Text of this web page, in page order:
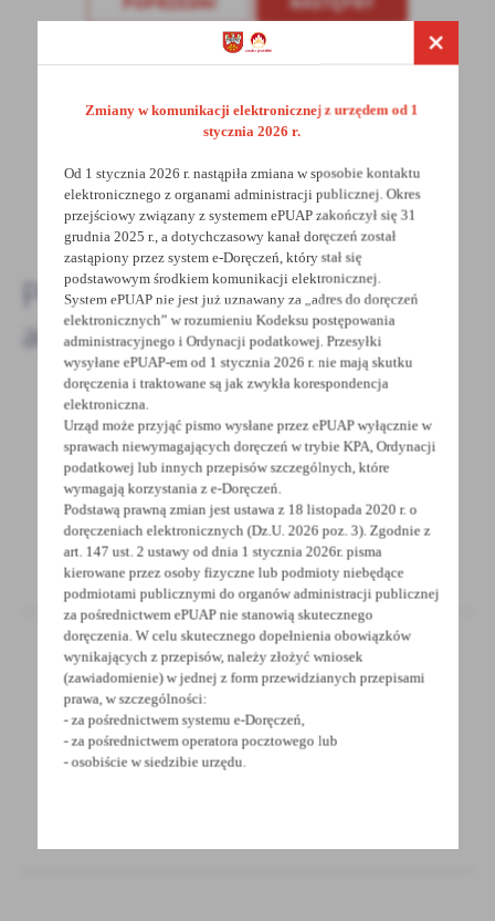
treści w postaci wiadomości, ofert, komunikatów mediów
- to dla Ciebie staramy się być najlepsi, a Twoje zdanie
bardzo nam w tym pomoże!
DODAJ KOMENTARZ
Pozostałe
aktualności
26 - 08 - 2023
Ostrzeżenie meteorologiczne - Burze z
gradem/1
25 - 08 - 2023
ostrzeżenie meteorologiczne - Burze z
gradem /1
Zmiany w komunikacji elektronicznej z urzędem od 1
stycznia 2026 r.
Od 1 stycznia 2026 r. nastąpiła zmiana w sposobie kontaktu
elektronicznego z organami administracji publicznej. Okres
przejściowy związany z systemem ePUAP zakończył się 31
grudnia 2025 r., a dotychczasowy kanał doręczeń został
zastąpiony przez system e-Doręczeń, który stał się
podstawowym środkiem komunikacji elektronicznej.
System ePUAP nie jest już uznawany za „adres do doręczeń
elektronicznych” w rozumieniu Kodeksu postępowania
administracyjnego i Ordynacji podatkowej. Przesyłki
wysyłane ePUAP-em od 1 stycznia 2026 r. nie mają skutku
doręczenia i traktowane są jak zwykła korespondencja
elektroniczna.
Urząd może przyjąć pismo wysłane przez ePUAP wyłącznie w
sprawach niewymagających doręczeń w trybie KPA, Ordynacji
podatkowej lub innych przepisów szczególnych, które
wymagają korzystania z e-Doręczeń.
Podstawą prawną zmian jest ustawa z 18 listopada 2020 r. o
doręczeniach elektronicznych (Dz.U. 2026 poz. 3). Zgodnie z
art. 147 ust. 2 ustawy od dnia 1 stycznia 2026r. pisma
kierowane przez osoby fizyczne lub podmioty niebędące
podmiotami publicznymi do organów administracji publicznej
za pośrednictwem ePUAP nie stanowią skutecznego
doręczenia. W celu skutecznego dopełnienia obowiązków
wynikających z przepisów, należy złożyć wniosek
(zawiadomienie) w jednej z form przewidzianych przepisami
prawa, w szczególności:
- za pośrednictwem systemu e-Doręczeń,
- za pośrednictwem operatora pocztowego lub
- osobiście w siedzibie urzędu.